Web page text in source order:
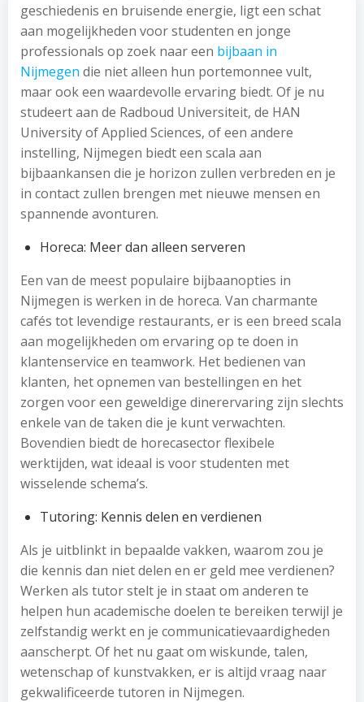
geschiedenis en bruisende energie, ligt een schat
aan mogelijkheden voor studenten en jonge
professionals op zoek naar een bijbaan in
Nijmegen die niet alleen hun portemonnee vult,
maar ook een waardevolle ervaring biedt. Of je nu
studeert aan de Radboud Universiteit, de HAN
University of Applied Sciences, of een andere
instelling, Nijmegen biedt een scala aan
bijbaankansen die je horizon zullen verbreden en je
in contact zullen brengen met nieuwe mensen en
spannende avonturen.
Horeca: Meer dan alleen serveren
Een van de meest populaire bijbaanopties in
Nijmegen is werken in de horeca. Van charmante
cafés tot levendige restaurants, er is een breed scala
aan mogelijkheden om ervaring op te doen in
klantenservice en teamwork. Het bedienen van
klanten, het opnemen van bestellingen en het
zorgen voor een geweldige dinerervaring zijn slechts
enkele van de taken die je kunt verwachten.
Bovendien biedt de horecasector flexibele
werktijden, wat ideaal is voor studenten met
wisselende schema’s.
Tutoring: Kennis delen en verdienen
Als je uitblinkt in bepaalde vakken, waarom zou je
die kennis dan niet delen en er geld mee verdienen?
Werken als tutor stelt je in staat om anderen te
helpen hun academische doelen te bereiken terwijl je
zelfstandig werkt en je communicatievaardigheden
aanscherpt. Of het nu gaat om wiskunde, talen,
wetenschap of kunstvakken, er is altijd vraag naar
gekwalificeerde tutoren in Nijmegen.